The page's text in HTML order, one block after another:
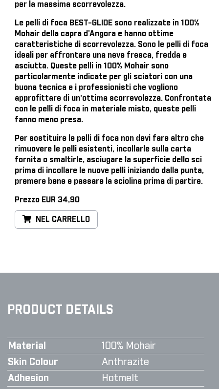
per la massima scorrevolezza.
Le pelli di foca BEST-GLIDE sono realizzate in 100%
Mohair della capra d'Angora e hanno ottime
caratteristiche di scorrevolezza. Sono le pelli di foca
ideali per affrontare una neve fresca, fredda e
asciutta. Queste pelli in 100% Mohair sono
particolarmente indicate per gli sciatori con una
buona tecnica e i professionisti che vogliono
approfittare di un'ottima scorrevolezza. Confrontata
con le pelli di foca in materiale misto, queste pelli
fanno meno presa.
Per sostituire le pelli di foca non devi fare altro che
rimuovere le pelli esistenti, incollarle sulla carta
fornita o smaltirle, asciugare la superficie dello sci
prima di incollare le nuove pelli iniziando dalla punta,
premere bene e passare la sciolina prima di partire.
Prezzo EUR 34,90
NEL CARRELLO
PRODUCT DETAILS
Material
100% Mohair
Skin Colour
Anthrazite
Adhesion
Hotmelt